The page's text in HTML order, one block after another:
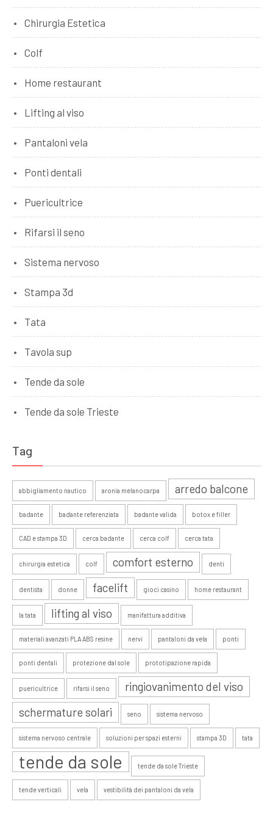
Chirurgia Estetica
Colf
Home restaurant
Lifting al viso
Pantaloni vela
Ponti dentali
Puericultrice
Rifarsi il seno
Sistema nervoso
Stampa 3d
Tata
Tavola sup
Tende da sole
Tende da sole Trieste
Tag
abbigliamento nautico aronia melanocarpa arredo balcone
badante badante referenziata badante valida botox e filler
CAD e stampa 3D cerca badante cerca colf cerca tata
chirurgia estetica colf comfort esterno denti
dentista donne facelift gioci casino home restaurant
la tata lifting al viso manifattura additiva
materiali avanzati PLA ABS resine nervi pantaloni da vela ponti
ponti dentali protezione dal sole prototipazione rapida
puericultrice rifarsi il seno
ringiovanimento del viso
schermature solari
seno sistema nervoso
sistema nervoso centrale soluzioni per spazi esterni stampa 3D tata
tende da sole tende da sole Trieste
tende verticali vela vestibilità dei pantaloni da vela